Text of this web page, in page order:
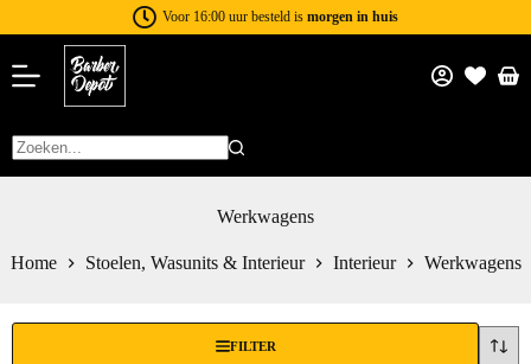
Voor 16:00 uur besteld is morgen in huis
Werkwagens
Home Stoelen, Wasunits & Interieur Interieur Werkwagens
FILTER